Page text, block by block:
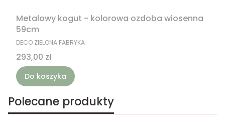
Metalowy kogut - kolorowa ozdoba wiosenna
59cm
PRODUCENT
DECO ZIELONA FABRYKA
Cena
293,00 zł
Do koszyka
Polecane produkty